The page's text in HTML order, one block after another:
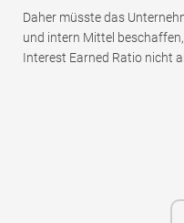
Daher müsste das
und intern Mittel
Interest Earned Ratio nicht